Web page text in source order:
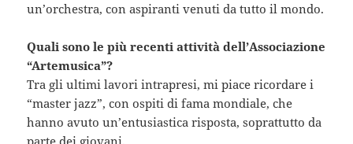
un’orchestra, con aspiranti venuti da tutto il mondo.
Quali sono le più recenti attività dell’Associazione
“Artemusica”?
Tra gli ultimi lavori intrapresi, mi piace ricordare i
“master jazz”, con ospiti di fama mondiale, che
hanno avuto un’entusiastica risposta, soprattutto da
parte dei giovani.